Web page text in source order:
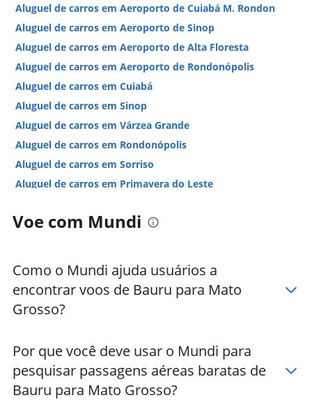
Aluguel de carros em Aeroporto de Cuiabá M. Rondon
Aluguel de carros em Aeroporto de Sinop
Aluguel de carros em Aeroporto de Alta Floresta
Aluguel de carros em Aeroporto de Rondonópolis
Aluguel de carros em Cuiabá
Aluguel de carros em Sinop
Aluguel de carros em Várzea Grande
Aluguel de carros em Rondonópolis
Aluguel de carros em Sorriso
Aluguel de carros em Primavera do Leste
Hotéis em Cuiabá
Voe com Mundi
Como o Mundi ajuda usuários a
encontrar voos de Bauru para Mato
Grosso?
Por que você deve usar o Mundi para
pesquisar passagens aéreas baratas de
Bauru para Mato Grosso?